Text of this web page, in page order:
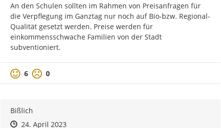
An den Schulen sollten im Rahmen von Preisanfragen für
die Verpflegung im Ganztag nur noch auf Bio-bzw. Regional-
Qualität gesetzt werden. Preise werden für
einkommensschwache Familien von der Stadt
subventioniert.
Positive Bewertung
6 Negative Bewertung
0
Bißlich
Zeitpunkt des Erstellens
Zeitpunkt des Erstellens
24. April 2023Zur Äußerung